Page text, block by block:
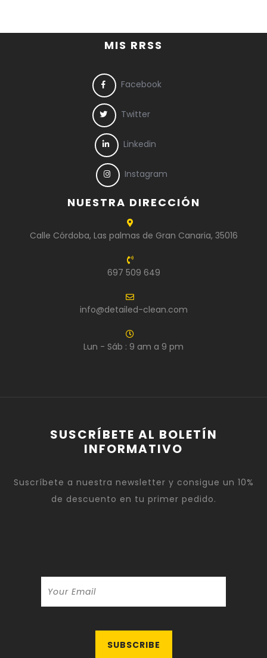
MIS RRSS
Facebook
Twitter
Linkedin
Instagram
NUESTRA DIRECCIÓN
Calle Córdoba, Las palmas de Gran Canaria, 35016
697 509 649
info@detailed-clean.com
Lun - Sáb : 9 am a 9 pm
SUSCRÍBETE AL BOLETÍN
INFORMATIVO
Suscríbete a nuestra newsletter y consigue un 10%
de descuento en tu primer pedido.